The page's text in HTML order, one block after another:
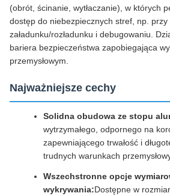
(obrót, ścinanie, wytłaczanie), w których
dostęp do niebezpiecznych stref, np. przy
załadunku/rozładunku i debugowaniu.
bariera bezpieczeństwa zapobiegająca
przemysłowym.
Najważniejsze cechy
Solidna obudowa ze stopu
wytrzymałego, odpornego na
zapewniającego trwałość i
trudnych warunkach
Wszechstronne opcje
wykrywania:Dostępne w